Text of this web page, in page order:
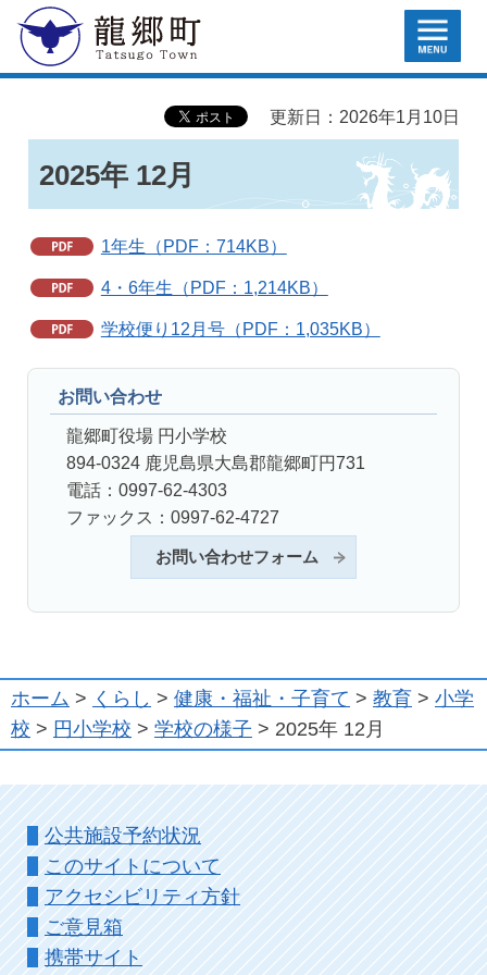
龍郷町 MENU
更新日：2026年1月10日
2025年 12月
1年生（PDF：714KB）
4・6年生（PDF：1,214KB）
学校便り12月号（PDF：1,035KB）
お問い合わせ
龍郷町役場 円小学校
894-0324 鹿児島県大島郡龍郷町円731
電話：0997-62-4303
ファックス：0997-62-4727
お問い合わせフォーム
ホーム > くらし > 健康・福祉・子育て > 教育 > 小学
校 > 円小学校 > 学校の様子 > 2025年 12月
公共施設予約状況
このサイトについて
アクセシビリティ方針
ご意見箱
携帯サイト